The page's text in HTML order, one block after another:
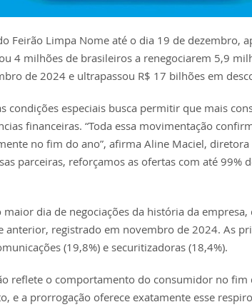
Feirão Limpa Nome até o dia 19 de dezembro,
4 milhões de brasileiros a renegociarem 5,9
de 2024 e ultrapassou R$ 17 bilhões em
condições especiais busca permitir que mais
financeiras. “Toda essa movimentação
no fim do ano”, afirma Aline Maciel, diretora
parceiras, reforçamos as ofertas com até 99%
dia de negociações da história da
anterior, registrado em novembro de 2024. As
(19,8%) e securitizadoras (18,4%).
reflete o comportamento do consumidor no
e a prorrogação oferece exatamente esse